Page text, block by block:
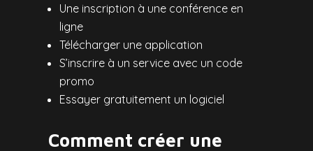
Une inscription à une conférence en
ligne
Télécharger une application
S’inscrire à un service avec un code
promo
Essayer gratuitement un logiciel
Comment créer une